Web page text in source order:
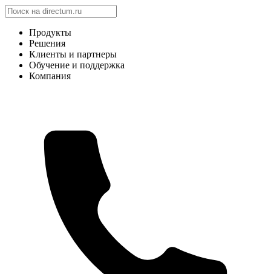
Продукты
Решения
Клиенты и партнеры
Обучение и поддержка
Компания